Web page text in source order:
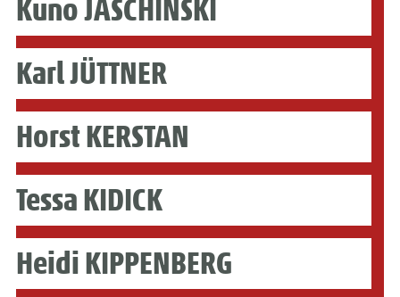
Kuno JASCHINSKI
Karl JÜTTNER
Horst KERSTAN
Tessa KIDICK
Heidi KIPPENBERG